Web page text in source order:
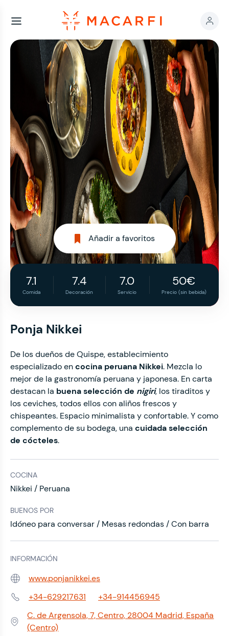
Añadir a favoritos
7.1
Comida
7.4
Decoración
7.0
Servicio
50€
Precio (sin bebida)
Ponja Nikkei
De los dueños de Quispe, establecimiento
especializado encocina peruana Nikkei. Mezcla lo
mejor de la gastronomía peruana y japonesa. En carta
destacan la buena selección de nigiri, los tiraditos y
los ceviches, todos ellos con aliños frescos y
chispeantes. Espacio minimalista y confortable. Y como
complemento de su bodega, una cuidada selección
de cócteles.
COCINA
Nikkei / Peruana
BUENOS POR
Idóneo para conversar / Mesas redondas / Con barra
INFORMACIÓN
Web: www.ponjanikkei.es
Teléfono:+34-629217631 +34-914456945
Dirección:
C. de Argensola, 7, Centro, 28004 Madrid, España
(Centro)